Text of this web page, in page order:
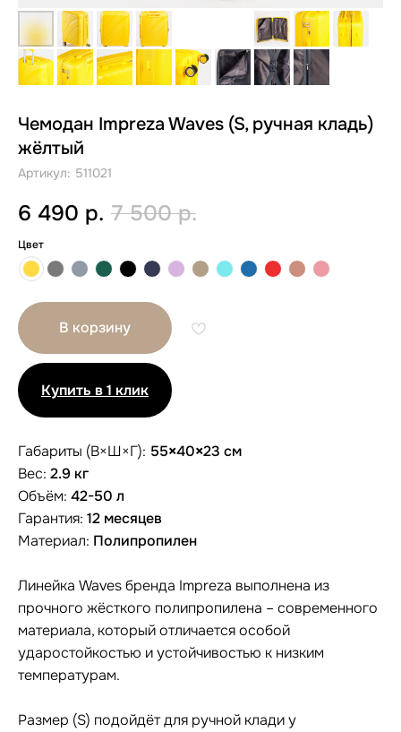
Чемодан Impreza Waves (S, ручная кладь)
жёлтый
Артикул: 511021
6 490 р. 7 500 р.
Цвет
В корзину
Купить в 1 клик
Габариты (В×Ш×Г): 55×40×23 см
Вес: 2.9 кг
Объём: 42-50 л
Гарантия: 12 месяцев
Материал: Полипропилен
Линейка Waves бренда Impreza выполнена из
прочного жёсткого полипропилена – современного
материала, который отличается особой
ударостойкостью и устойчивостью к низким
температурам.
Размер (S) подойдёт для ручной клади у
Другие размеры